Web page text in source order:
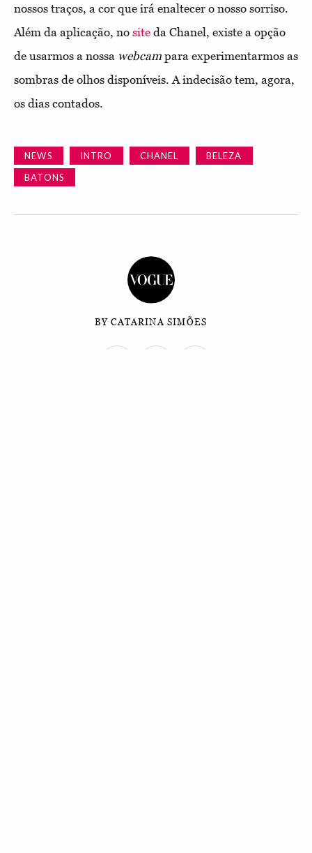
nossos traços, a cor que irá enaltecer o nosso sorriso.
Além da aplicação, no site da Chanel, existe a opção
de usarmos a nossa webcam para experimentarmos as
sombras de olhos disponíveis. A indecisão tem, agora,
os dias contados.
NEWS INTRO CHANEL
BELEZA
BATONS
BY CATARINA SIMÕES